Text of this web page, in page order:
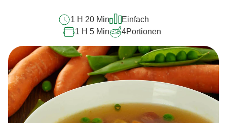
abgegeben
1 H 20 Min
Einfach
1 H 5 Min
4Portionen